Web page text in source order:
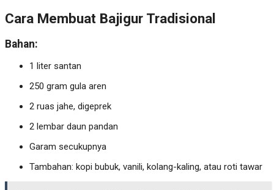
Cara Membuat Bajigur Tradisional
Bahan:
1 liter santan
250 gram gula aren
2 ruas jahe, digeprek
2 lembar daun pandan
Garam secukupnya
Tambahan: kopi bubuk, vanili, kolang-kaling, atau roti tawar